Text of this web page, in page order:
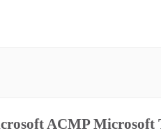
ACMP Microsoft